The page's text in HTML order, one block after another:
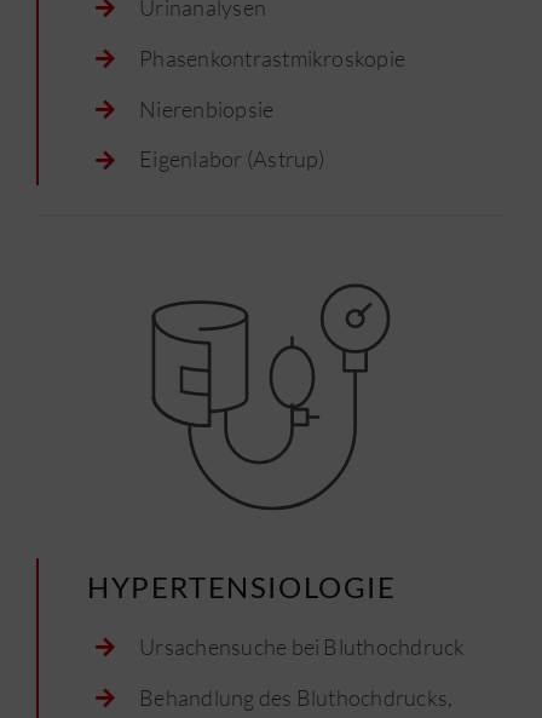
Urinanalysen
Phasenkontrastmikroskopie
Nierenbiopsie
Eigenlabor (Astrup)
HYPERTENSIOLOGIE
Ursachensuche bei Bluthochdruck
Behandlung des Bluthochdrucks,